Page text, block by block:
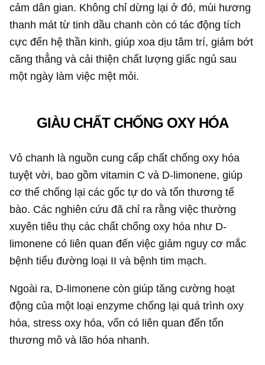
cảm dân gian. Không chỉ dừng lại ở đó, mùi hương
thanh mát từ tinh dầu chanh còn có tác động tích
cực đến hệ thần kinh, giúp xoa dịu tâm trí, giảm bớt
căng thẳng và cải thiện chất lượng giấc ngủ sau
một ngày làm việc mệt mỏi.
GIÀU CHẤT CHỐNG OXY HÓA
Vỏ chanh là nguồn cung cấp chất chống oxy hóa
tuyệt vời, bao gồm vitamin C và D-limonene, giúp
cơ thể chống lại các gốc tự do và tổn thương tế
bào. Các nghiên cứu đã chỉ ra rằng việc thường
xuyên tiêu thụ các chất chống oxy hóa như D-
limonene có liên quan đến việc giảm nguy cơ mắc
bệnh tiểu đường loại II và bệnh tim mạch.
Ngoài ra, D-limonene còn giúp tăng cường hoạt
động của một loại enzyme chống lại quá trình oxy
hóa, stress oxy hóa, vốn có liên quan đến tổn
thương mô và lão hóa nhanh.